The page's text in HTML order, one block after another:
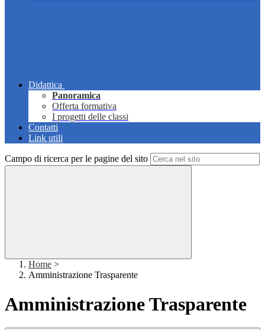
Didattica
Panoramica
Offerta formativa
I progetti delle classi
Contatti
Link utili
Campo di ricerca per le pagine del sito
Home >
Amministrazione Trasparente
Amministrazione Trasparente